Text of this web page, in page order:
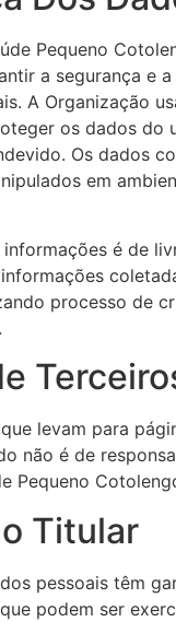
Pequeno
a segurança e
A Organização
os dados do
Os dados
em
é de
processo de
levam para
não é de
Pequeno
Titular
pessoais têm
podem ser